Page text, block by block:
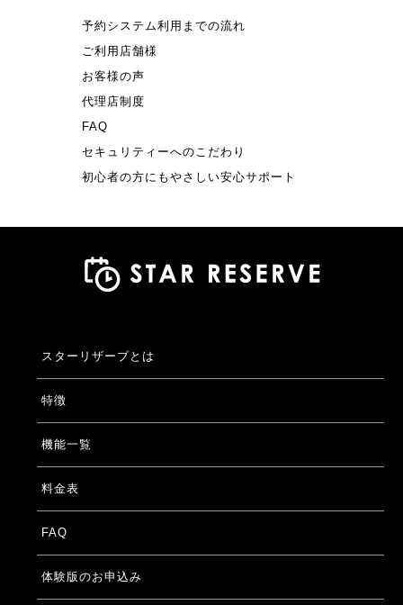
予約システム利用までの流れ
ご利用店舗様
お客様の声
代理店制度
FAQ
セキュリティーへのこだわり
初心者の方にもやさしい安心サポート
スターリザーブとは
特徴
機能一覧
料金表
FAQ
体験版のお申込み